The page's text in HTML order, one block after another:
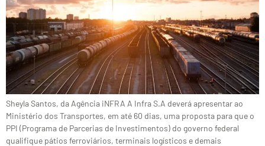
Sheyla Santos, da Agência iNFRA A Infra S.A deverá apresentar ao
Ministério dos Transportes, em até 60 dias, uma proposta para que o
PPI (Programa de Parcerias de Investimentos) do governo federal
qualifique pátios ferroviários, terminais logísticos e demais